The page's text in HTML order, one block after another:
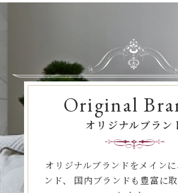
Original
オリジナルブラン
オリジナルブランドをメイン
ンド、
国内ブランドも豊富に